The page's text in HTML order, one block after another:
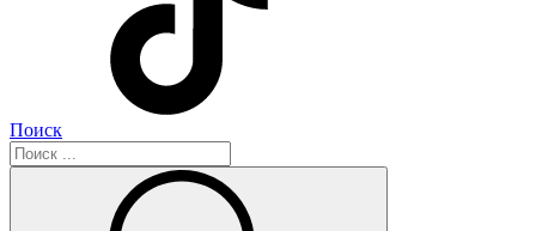
Поиск